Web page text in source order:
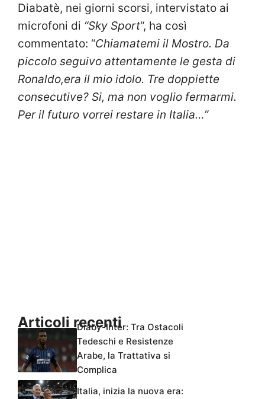
Diabatè, nei giorni scorsi, intervistato ai
microfoni di “Sky Sport“, ha così
commentato: “Chiamatemi il Mostro. Da
piccolo seguivo attentamente le gesta di
Ronaldo,era il mio idolo. Tre doppiette
consecutive? Si, ma non voglio fermarmi.
Per il futuro vorrei restare in Italia…”
Articoli recentiDiaby-Inter: Tra Ostacoli
Tedeschi e Resistenze
Arabe, la Trattativa si
Complica
Italia, inizia la nuova era: